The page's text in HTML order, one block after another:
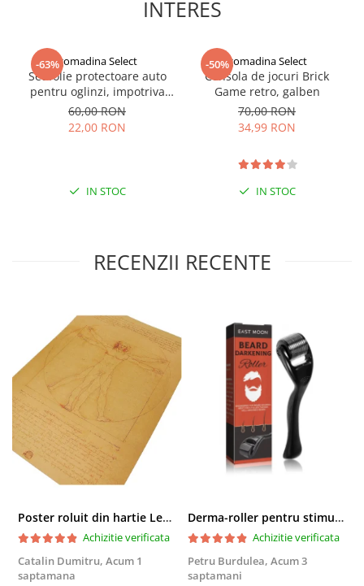
INTERES
-63%gomadina Select
Set folie protectoare auto
pentru oglinzi, impotriva
apei si aburului, Film
Protect
60,00 RON
22,00 RON
IN STOC
-50%gomadina Select
Consola de jocuri Brick
Game retro, galben
70,00 RON
34,99 RON
IN STOC
RECENZII RECENTE
Poster roluit din hartie Leonardo Da Vinci, Vitruvian Man, vintage, 51x35 cm
Achizitie verificata
Catalin Dumitru, Acum 1
saptamana
Derma-roller pentru stimularea cresterii parului, scalp si barba, Beard Roller
Achizitie verificata
Petru Burdulea, Acum 3
saptamani